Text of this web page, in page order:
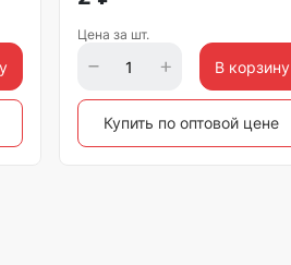
Цена за шт.
В корзину
Купить по оптовой цене